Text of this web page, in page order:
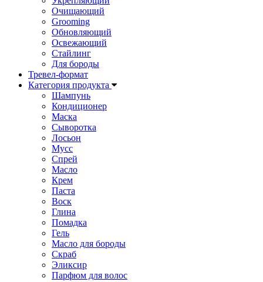
Очищающий
Grooming
Обновляющий
Освежающий
Стайлинг
Для бороды
Тревел-формат
Категория продукта
Шампунь
Кондиционер
Маска
Сыворотка
Лосьон
Мусс
Спрей
Масло
Крем
Паста
Воск
Глина
Помадка
Гель
Масло для бороды
Cкраб
Эликсир
Парфюм для волос